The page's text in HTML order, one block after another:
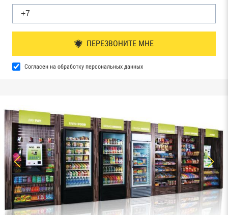
ПЕРЕЗВОНИТЕ МНЕ
Согласен на обработку персональных данных